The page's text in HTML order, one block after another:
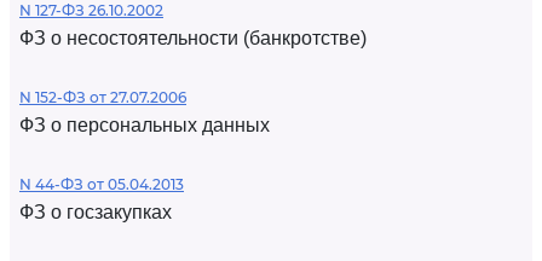
N 127-ФЗ 26.10.2002
ФЗ о несостоятельности (банкротстве)
N 152-ФЗ от 27.07.2006
ФЗ о персональных данных
N 44-ФЗ от 05.04.2013
ФЗ о госзакупках